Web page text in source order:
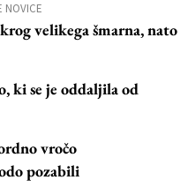
NOVICE
velikega šmarna, nato
ki se je oddaljila od
vročo
pozabili